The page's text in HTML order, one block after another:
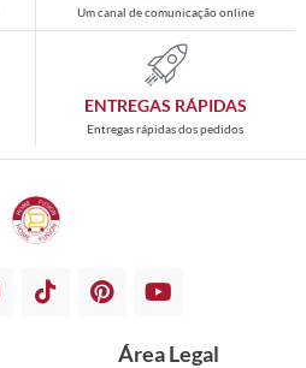
Um canal de comunicação online
ENTREGAS RÁPIDAS
Entregas rápidas dos pedidos
Área Legal